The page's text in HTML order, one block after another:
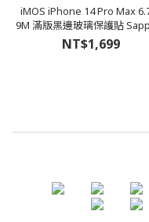
iMOS iPhone 14 Pro Max
9M 滿版黑邊玻璃保護貼
NT$1,699